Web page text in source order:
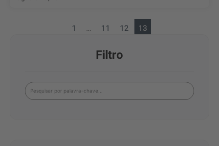
1 … 11 12 13
Filtro